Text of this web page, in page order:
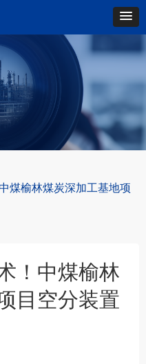
！中煤榆林
目空分装置
煤榆林煤炭深加工基地项